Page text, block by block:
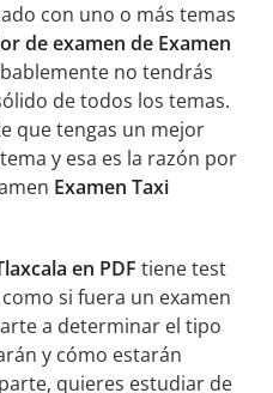
con uno o más temas
de examen de Examen
no tendrás
de todos los temas.
que tengas un mejor
y esa es la razón por
Examen Taxi
en PDF tiene test
si fuera un examen
a determinar el tipo
y cómo estarán
quieres estudiar de